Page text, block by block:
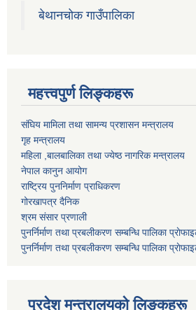
बेथानचोक गाउँपालिका
महत्त्वपुर्ण लिङ्कहरू
संघिय मामिला तथा सामन्य प्रशासन मन्त्रालय
गृह मन्त्रालय
महिला ,बालबालिका तथा ज्येष्ठ नागरिक मन्त्रालय
नेपाल कानुन आयोग
राष्ट्रिय पुननिर्माण प्राधिकरण
गोरखापत्र दैनिक
श्रम संसार प्रणाली
पुनर्निर्माण तथा प्रबलीकरण सम्बन्धि पालिका
पुनर्निर्माण तथा प्रबलीकरण सम्बन्धि पालिका
प्रदेश मन्त्रालयको लिङ्कहरू